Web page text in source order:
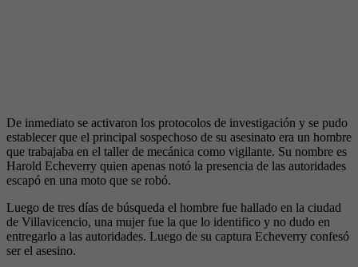
De inmediato se activaron los protocolos de investigación y se pudo
establecer que el principal sospechoso de su asesinato era un hombre
que trabajaba en el taller de mecánica como vigilante. Su nombre es
Harold Echeverry quien apenas notó la presencia de las autoridades
escapó en una moto que se robó.
Luego de tres días de búsqueda el hombre fue hallado en la ciudad
de Villavicencio, una mujer fue la que lo identifico y no dudo en
entregarlo a las autoridades. Luego de su captura Echeverry confesó
ser el asesino.